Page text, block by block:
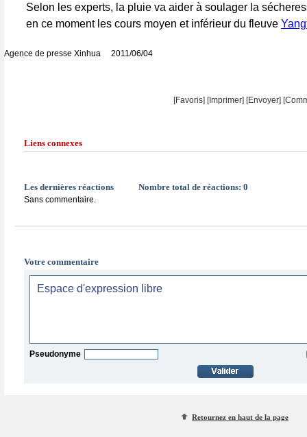
Selon les experts, la pluie va aider à soulager la
en ce moment les cours moyen et inférieur du fleuve
Agence de presse Xinhua 2011/06/04
[Favoris] [Imprimer] [Envoyer]
Liens connexes
Les dernières réactions Nombre total de réactions: 0
Sans commentaire.
Votre commentaire
Pseudonyme
Retournez en haut de la page